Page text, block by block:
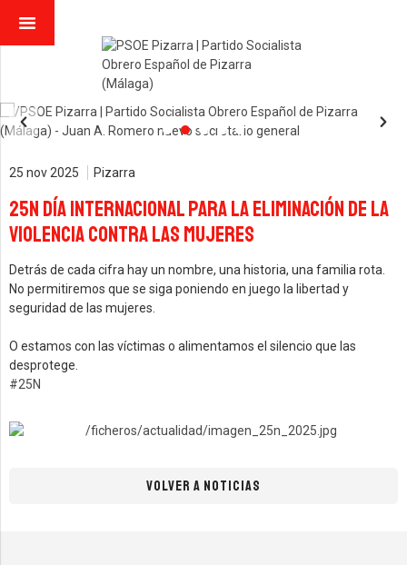
25 nov 2025 Pizarra
25N Día Internacional para la eliminación de la
violencia contra las mujeres
Detrás de cada cifra hay un nombre, una historia, una familia rota.
No permitiremos que se siga poniendo en juego la libertad y
seguridad de las mujeres.
O estamos con las víctimas o alimentamos el silencio que las
desprotege.
#25N
VOLVER A NOTICIAS